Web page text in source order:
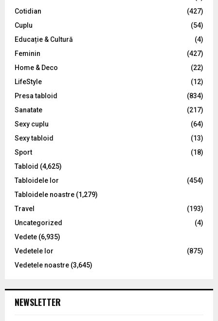
:
C
Cotidian
(427)
Cuplu
(54)
Educație & Cultură
(4)
Feminin
(427)
Home & Deco
(22)
LifeStyle
(12)
Presa tabloid
(834)
Sanatate
(217)
Sexy cuplu
(64)
Sexy tabloid
(13)
Sport
(18)
Tabloid (4,625)
Tabloidele lor
(454)
Tabloidele noastre (1,279)
Travel
(193)
Uncategorized
(4)
Vedete (6,935)
Vedetele lor
(875)
Vedetele noastre (3,645)
NEWSLETTER